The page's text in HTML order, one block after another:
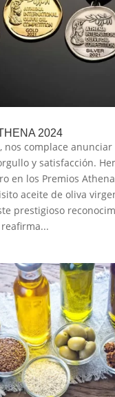
2024
nos complace
y satisfacción.
en los Premios
aceite de oliva
prestigioso